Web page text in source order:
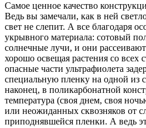
Самое ценное качество
Ведь вы замечали, как в ней
свет не слепит. А все благодаря
укрывного материала: сотовый
солнечные лучи, и они
хорошо освещая растения со всех
опасные части ультрафиолета
специальную пленку на одной из
наконец, в поликарбонатной
температура (своя днем, своя
или неожиданных сквозняков от
приподнявшейся пленки. А ведь